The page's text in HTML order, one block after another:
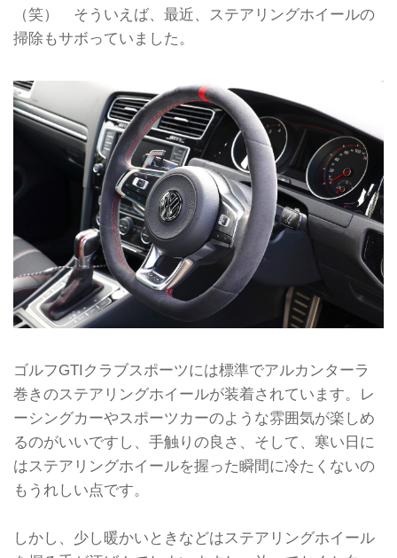
（笑） そういえば、最近、ステアリングホイールの
掃除もサボっていました。
ゴルフGTIクラブスポーツには標準でアルカンターラ
巻きのステアリングホイールが装着されています。レ
ーシングカーやスポーツカーのような雰囲気が楽しめ
るのがいいですし、手触りの良さ、そして、寒い日に
はステアリングホイールを握った瞬間に冷たくないの
もうれしい点です。
しかし、少し暖かいときなどはステアリングホイール